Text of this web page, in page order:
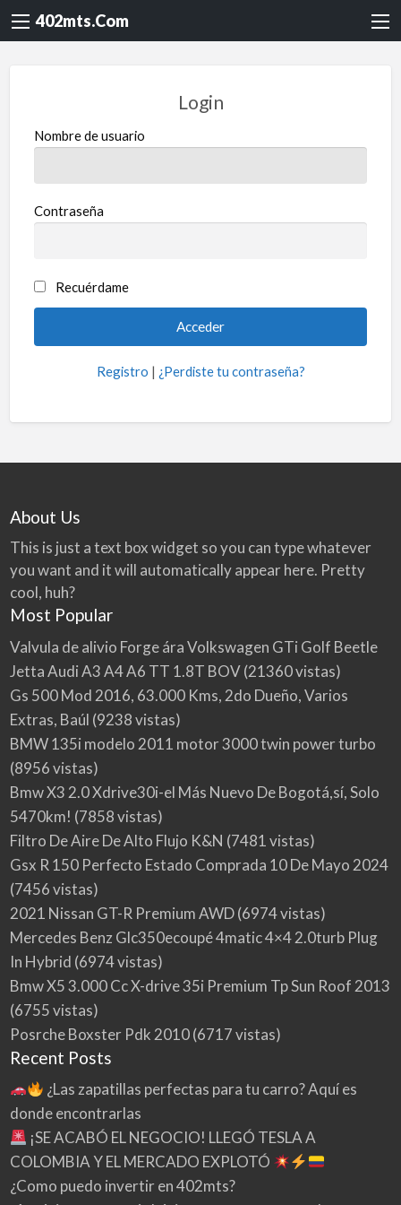
402mts.Com
Login
Nombre de usuario
Contraseña
Recuérdame
Registro | ¿Perdiste tu contraseña?
About Us
This is just a text box widget so you can type whatever
you want and it will automatically appear here. Pretty
cool, huh?
Most Popular
Valvula de alivio Forge ára Volkswagen GTi Golf Beetle
Jetta Audi A3 A4 A6 TT 1.8T BOV(21360 vistas)
Gs 500 Mod 2016, 63.000 Kms, 2do Dueño, Varios
Extras, Baúl (9238 vistas)
BMW 135i modelo 2011 motor 3000 twin power turbo
(8956 vistas)
Bmw X3 2.0 Xdrive30i-el Más Nuevo De Bogotá,sí, Solo
5470km! (7858 vistas)
Filtro De Aire De Alto Flujo K&N (7481 vistas)
Gsx R 150 Perfecto Estado Comprada 10 De Mayo 2024
(7456 vistas)
2021 Nissan GT-R Premium AWD(6974 vistas)
Mercedes Benz Glc350ecoupé 4matic 4×4 2.0turb Plug
In Hybrid (6974 vistas)
Bmw X5 3.000 Cc X-drive 35i Premium Tp Sun Roof 2013
(6755 vistas)
Posrche Boxster Pdk 2010(6717 vistas)
Recent Posts
¿Las zapatillas perfectas para tu carro? Aquí es
donde encontrarlas
¡SE ACABÓ EL NEGOCIO! LLEGÓ TESLA A
COLOMBIA Y EL MERCADO EXPLOTÓ
¿Como puedo invertir en 402mts?